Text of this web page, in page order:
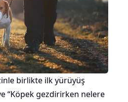
birlikte ilk yürüyüş
“Köpek gezdirirken nelere